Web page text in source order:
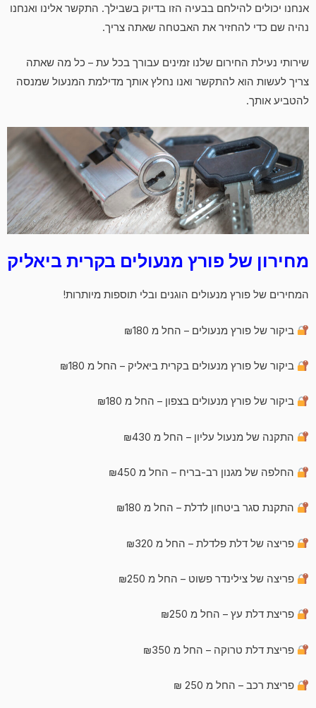
אנחנו יכולים להילחם בבעיה הזו בדיוק בשבילך. התקשר אלינו ואנחנו
נהיה שם כדי להחזיר את האבטחה שאתה צריך.
שירותי נעילת החירום שלנו זמינים עבורך בכל עת – כל מה שאתה
צריך לעשות הוא להתקשר ואנו נחלץ אותך מדילמת המנעול שמנסה
להטביע אותך.
מחירון של פורץ מנעולים בקרית ביאליק
המחירים של פורץ מנעולים הוגנים ובלי תוספות מיותרות!
ביקור של פורץ מנעולים – החל מ ₪180
ביקור של פורץ מנעולים בקרית ביאליק – החל מ ₪180
ביקור של פורץ מנעולים בצפון – החל מ ₪180
התקנה של מנעול עליון – החל מ ₪430
החלפה של מגנון רב-בריח – החל מ ₪450
התקנת סגר ביטחון לדלת – החל מ ₪180
פריצה של דלת פלדלת – החל מ ₪320
פריצה של צילינדר פשוט – החל מ ₪250
פריצת דלת עץ – החל מ ₪250
פריצת דלת טרוקה – החל מ ₪350
פריצת רכב – החל מ 250 ₪